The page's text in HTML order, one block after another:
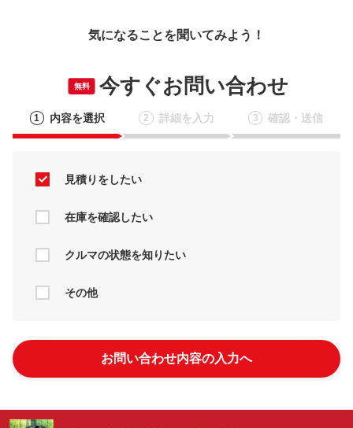
気になることを聞いてみよう！
無料 今すぐお問い合わせ
1 内容を選択 2 詳細を入力 3 確認・送信
見積りをしたい
在庫を確認したい
クルマの状態を知りたい
その他
お問い合わせ内容の入力へ